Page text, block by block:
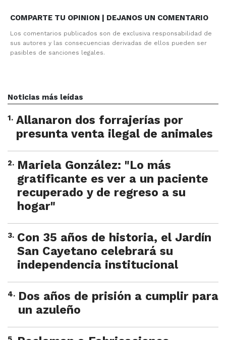
COMPARTE TU OPINION | DEJANOS UN COMENTARIO
Los comentarios publicados son de exclusiva responsabilidad de
sus autores y las consecuencias derivadas de ellos pueden ser
pasibles de sanciones legales.
Noticias más leídas
1. Allanaron dos forrajerías por
presunta venta ilegal de animales
2. Mariela González: "Lo más
gratificante es ver a un paciente
recuperado y de regreso a su
hogar"
3. Con 35 años de historia, el Jardín
San Cayetano celebrará su
independencia institucional
4. Dos años de prisión a cumplir para
un azuleño